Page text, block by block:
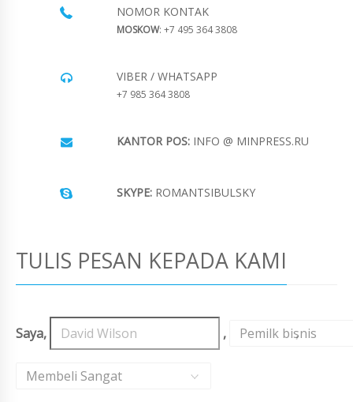
NOMOR KONTAK
MOSKOW: +7 495 364 3808
VIBER / WHATSAPP
+7 985 364 3808
KANTOR POS: INFO @ MINPRESS.RU
SKYPE: ROMANTSIBULSKY
TULIS PESAN KEPADA KAMI
Saya, , Pemilk bisnis
,
Membeli Sangat